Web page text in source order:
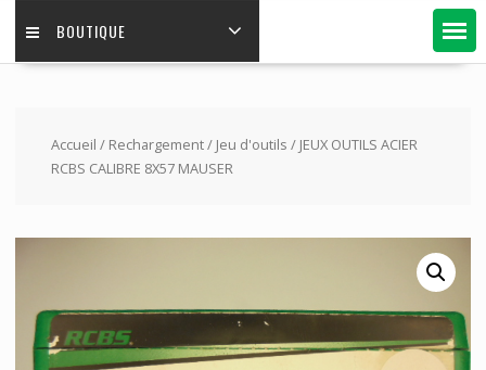
BOUTIQUE
Accueil / Rechargement/ Jeu d'outils / JEUX OUTILS ACIER
RCBS CALIBRE 8X57 MAUSER